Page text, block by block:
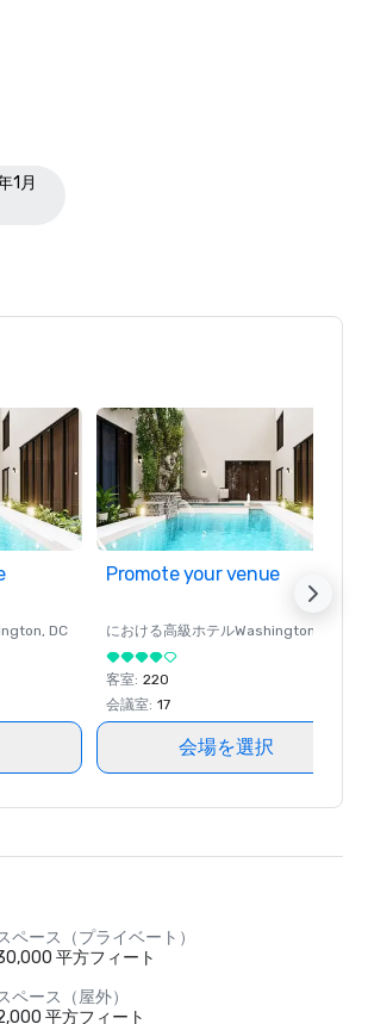
1月
, DC
Promote your venue
における高級ホテルWashington
客室: 220
会議室: 17
会場を選択
ペース（プライベート）
平方フィート
ペース（屋外）
平方フィート